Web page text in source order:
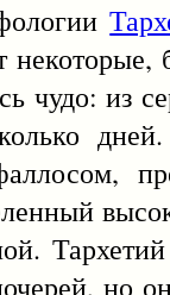
чудо: из
но